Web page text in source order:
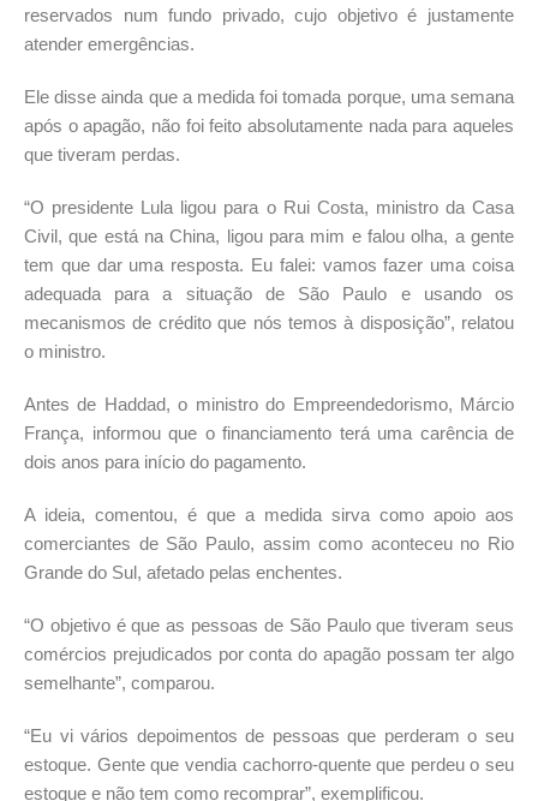
reservados num fundo privado, cujo objetivo é justamente
atender emergências.
Ele disse ainda que a medida foi tomada porque, uma semana
após o apagão, não foi feito absolutamente nada para aqueles
que tiveram perdas.
“O presidente Lula ligou para o Rui Costa, ministro da Casa
Civil, que está na China, ligou para mim e falou olha, a gente
tem que dar uma resposta. Eu falei: vamos fazer uma coisa
adequada para a situação de São Paulo e usando os
mecanismos de crédito que nós temos à disposição”, relatou
o ministro.
Antes de Haddad, o ministro do Empreendedorismo, Márcio
França, informou que o financiamento terá uma carência de
dois anos para início do pagamento.
A ideia, comentou, é que a medida sirva como apoio aos
comerciantes de São Paulo, assim como aconteceu no Rio
Grande do Sul, afetado pelas enchentes.
“O objetivo é que as pessoas de São Paulo que tiveram seus
comércios prejudicados por conta do apagão possam ter algo
semelhante”, comparou.
“Eu vi vários depoimentos de pessoas que perderam o seu
estoque. Gente que vendia cachorro-quente que perdeu o seu
estoque e não tem como recomprar”, exemplificou.